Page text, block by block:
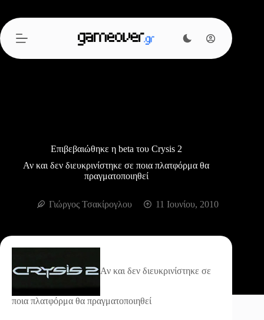
περιεχόμενο
Επιβεβαιώθηκε η beta του Crysis 2
Αν και δεν διευκρινίστηκε σε ποια πλατφόρμα θα
πραγματοποιηθεί
Γιώργος Τσακίρογλου 11 Ιουνίου, 2010
Αν και δεν διευκρινίστηκε σε
ποια πλατφόρμα θα πραγματοποιηθεί